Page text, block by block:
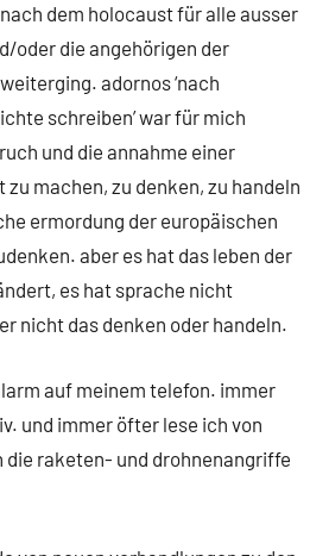
dem holocaust für alle ausser
oder die angehörigen der
adornos ‘nach
schreiben’ war für mich
und die annahme einer
machen, zu denken, zu handeln
ermordung der europäischen
aber es hat das leben der
es hat sprache nicht
nicht das denken oder handeln.
auf meinem telefon. immer
und immer öfter lese ich von
die raketen- und drohnenangriffe